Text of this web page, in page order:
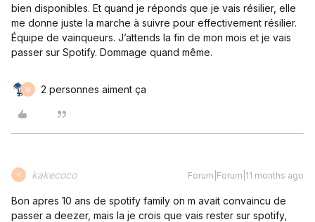
bien disponibles. Et quand je réponds que je vais résilier, elle
me donne juste la marche à suivre pour effectivement résilier.
Équipe de vainqueurs. J’attends la fin de mon mois et je vais
passer sur Spotify. Dommage quand même.
M 2 personnes aiment ça
K kakecoco Forum|Forum|11 months ago
Bon apres 10 ans de spotify family on m avait convaincu de
passer a deezer, mais la je crois que vais rester sur spotify,